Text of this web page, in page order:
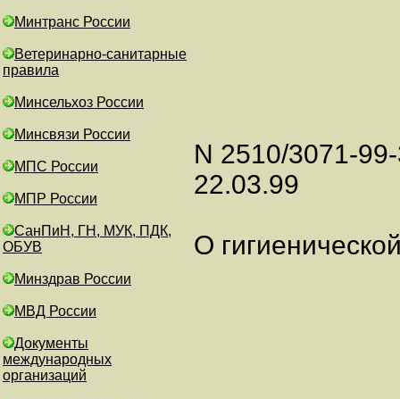
Минтранс России
Ветеринарно-санитарные
правила
Минсельхоз России
Минсвязи России
МПС России
МПР России
СанПиН, ГН, МУК, ПДК,
ОБУВ
Минздрав России
МВД России
Документы
международных
организаций
N 2510/3071-
22.03.99
О